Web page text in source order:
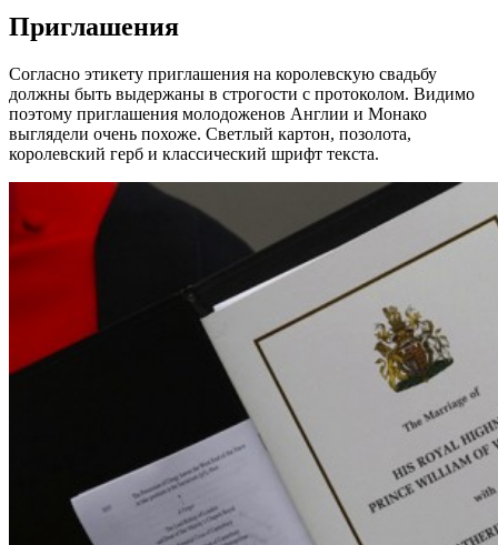
Приглашения
Согласно этикету приглашения на королевскую свадьбу
должны быть выдержаны в строгости с протоколом. Видимо
поэтому приглашения молодоженов Англии и Монако
выглядели очень похоже. Светлый картон, позолота,
королевский герб и классический шрифт текста.